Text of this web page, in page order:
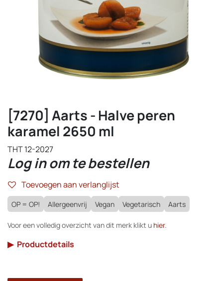
[7270] Aarts - Halve peren
karamel 2650 ml
THT 12-2027
Log in om te bestellen
Toevoegen aan verlanglijst
OP = OP! Allergeenvrij Vegan Vegetarisch Aarts
Voor een volledig overzicht van dit merk klikt u hier.
▶ Productdetails